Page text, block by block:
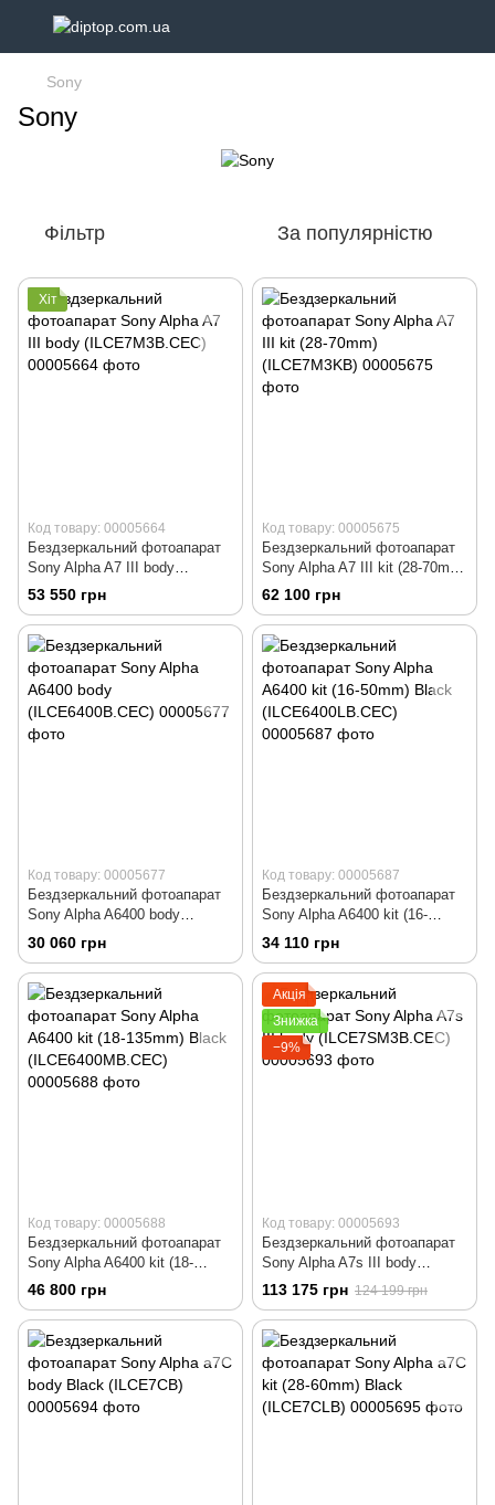
Sony
Sony
Фільтр За популярністю
Хіт
Код товару: 00005664
Бездзеркальний фотоапарат
Sony Alpha A7 III body
(ILCE7M3B.CEC)
53 550 грн
Код товару: 00005675
Бездзеркальний фотоапарат
Sony Alpha A7 III kit (28-70mm)
(ILCE7M3KB)
62 100 грн
Код товару: 00005677
Бездзеркальний фотоапарат
Sony Alpha A6400 body
(ILCE6400B.CEC)
30 060 грн
Код товару: 00005687
Бездзеркальний фотоапарат
Sony Alpha A6400 kit (16-
50mm) Black
(ILCE6400LB.CEC)
34 110 грн
Код товару: 00005688
Бездзеркальний фотоапарат
Sony Alpha A6400 kit (18-
135mm) Black
(ILCE6400MB.CEC)
46 800 грн
Акція
Знижка
−9%
Код товару: 00005693
Бездзеркальний фотоапарат
Sony Alpha A7s III body
(ILCE7SM3B.CEC)
113 175 грн 124 199 грн